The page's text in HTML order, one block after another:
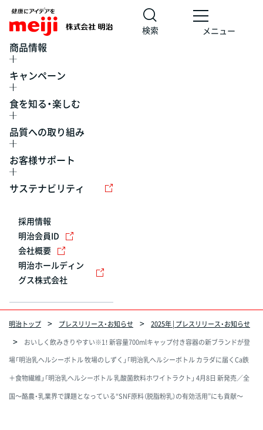
検索 メニュー
商品情報
キャンペーン
食を知る・楽しむ
品質への取り組み
お客様サポート
サステナビリティ
採用情報
明治会員ID
会社概要
明治ホールディン
グス株式会社
明治トップ プレスリリース・お知らせ
2025年 | プレスリリース・お知らせ
おいしく飲みきりやすい※1！ 新容量700mlキャップ付き容器の新ブランドが登
場「明治乳ヘルシーボトル 牧場のしずく」「明治乳ヘルシーボトル カラダに届くCa鉄
＋食物繊維」「明治乳ヘルシーボトル 乳酸菌飲料ホワイトラクト」 4月8日 新発売／全
国～酪農・乳業界で課題となっている“SNF原料（脱脂粉乳）の有効活用”にも貢献～